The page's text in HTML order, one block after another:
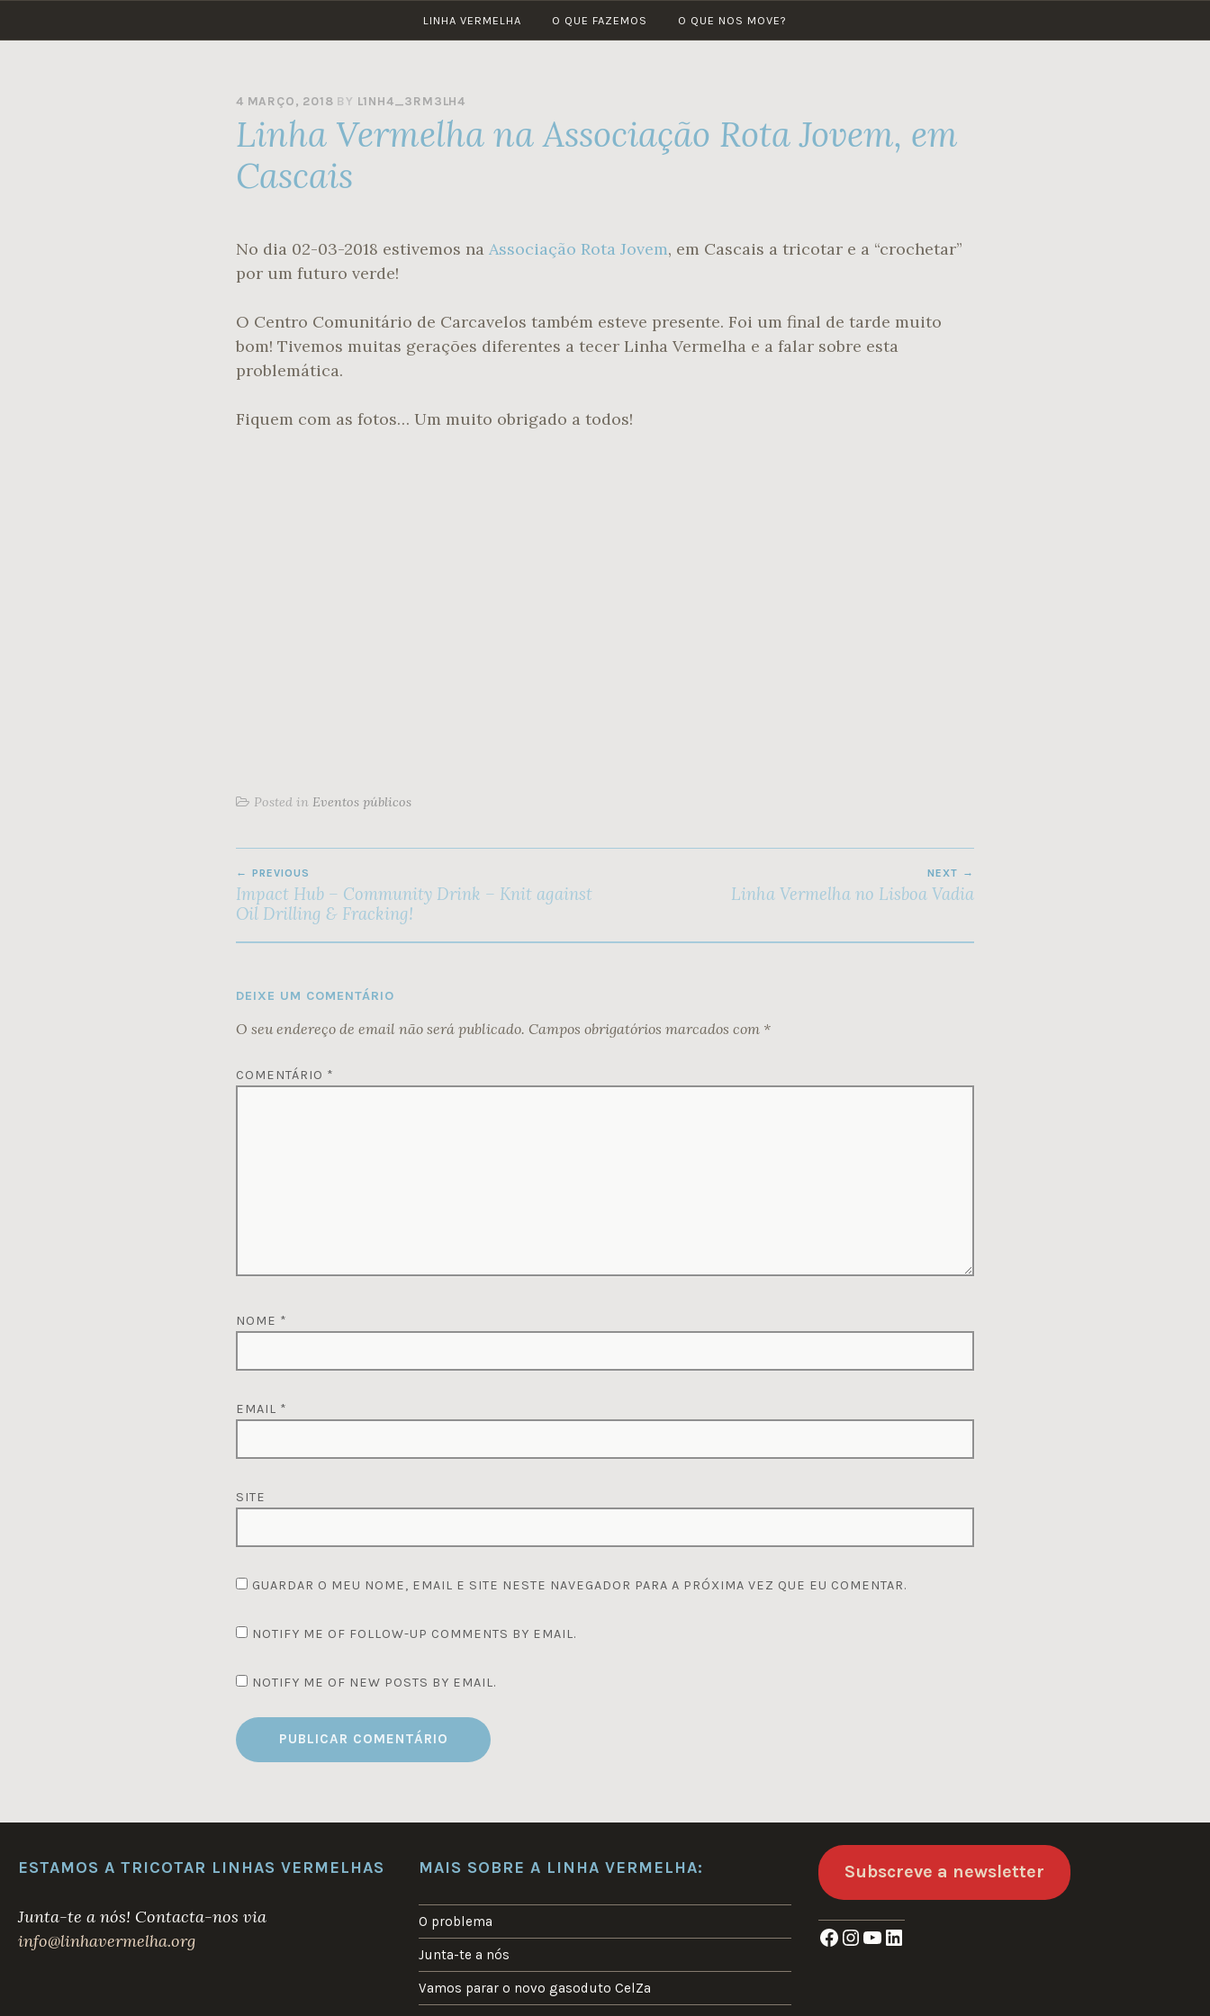
to
LINHA
verde
LINHA VERMELHA O QUE FAZEMOS O QUE NOS MOVE?
4 MARÇO, 2018 BY L1NH4_3RM3LH4
Linha Vermelha na Associação Rota Jovem, em
Cascais
No dia 02-03-2018 estivemos na Associação Rota Jovem, em Cascais a tricotar e a “crochetar”
por um futuro verde!
O Centro Comunitário de Carcavelos também esteve presente. Foi um final de tarde muito
bom! Tivemos muitas gerações diferentes a tecer Linha Vermelha e a falar sobre esta
problemática.
Fiquem com as fotos… Um muito obrigado a todos!
Posted in Eventos públicos
DE
ARTIGOS
PREVIOUS
Impact Hub – Community Drink – Knit against
Oil Drilling & Fracking!
NEXT
Linha Vermelha no Lisboa Vadia
DEIXE UM COMENTÁRIO
O seu endereço de email não será publicado. Campos obrigatórios marcados com *
COMENTÁRIO *
NOME *
EMAIL *
SITE
GUARDAR O MEU NOME, EMAIL E SITE NESTE NAVEGADOR PARA A PRÓXIMA VEZ QUE EU COMENTAR.
NOTIFY ME OF FOLLOW-UP COMMENTS BY EMAIL.
NOTIFY ME OF NEW POSTS BY EMAIL.
ESTAMOS A TRICOTAR LINHAS VERMELHAS
Junta-te a nós! Contacta-nos via
info@linhavermelha.org
MAIS SOBRE A LINHA VERMELHA:
O problema
Junta-te a nós
Vamos parar o novo gasoduto CelZa
Subscreve a newsletter
Facebook InstagramYouTube LinkedIn